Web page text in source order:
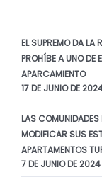
EL SUPREMO DA LA
PROHÍBE A UNO DE
APARCAMIENTO
17 DE JUNIO DE
LAS COMUNIDADES
MODIFICAR SUS
APARTAMENTOS
7 DE JUNIO DE 2024